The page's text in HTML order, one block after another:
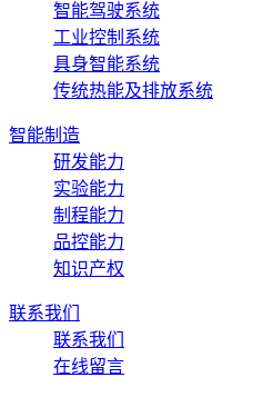
智能驾驶系统
工业控制系统
具身智能系统
传统热能及排放系统
智能制造
研发能力
实验能力
制程能力
品控能力
知识产权
联系我们
联系我们
在线留言